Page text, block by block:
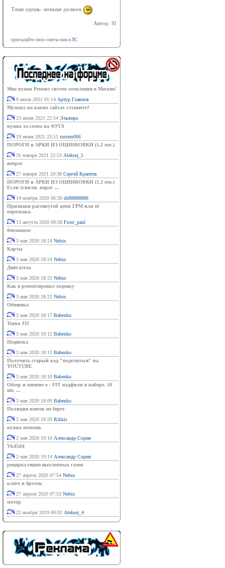
Тише едешь- меньше должен
Автор: Sl
присылайте свои советы нам в ЛС
Мне нужен Ремонт систем отопления в Москве!
9 июля 2021 01:14 Артур Главнов
Музыку на каких сайтах слушаете?
23 июня 2021 22:54 Эльвира
нужна эл.схема на ФУГА
19 июня 2021 23:51 rustem006
ПОРОГИ и АРКИ ИЗ ОЦИНКОВКИ (1.2 мм.)
31 января 2021 22:53 Aleksej_5
вопрос
27 января 2021 20:38 Сергей Крантов
ПОРОГИ и АРКИ ИЗ ОЦИНКОВКИ (1.2 мм.)
Если сгнили, порог ...
14 ноября 2020 06:36 ds88888888
Признаки растянутой цепи ГРМ или её
перескока.
13 августа 2020 09:58 Frost_paul
бензонасос
3 мая 2020 18:24 Nebin
Карты
3 мая 2020 18:24 Nebin
Двигатель
3 мая 2020 18:23 Nebin
Как я ремонтировал ходовку
3 мая 2020 18:22 Nebin
Обшивка
3 мая 2020 18:17 Babenko
Teana J31
3 мая 2020 18:12 Babenko
Подвеска
3 мая 2020 18:11 Babenko
Получить старый код "поделиться" на
YOUTUBE
3 мая 2020 18:10 Babenko
Обзор и мнение о - FIT надфили в наборе. 10
шт. ...
3 мая 2020 18:09 Babenko
Полиция взяток не берет
2 мая 2020 19:59 Rikkis
нужна помошь
2 мая 2020 19:16 Александр Сорин
Vk45dd
2 мая 2020 19:14 Александр Сорин
рециркуляция выхлопных газов
27 апреля 2020 07:54 Nebin
ключ и брелок
27 апреля 2020 07:53 Nebin
мотор
22 ноября 2019 00:02 Aleksej_4